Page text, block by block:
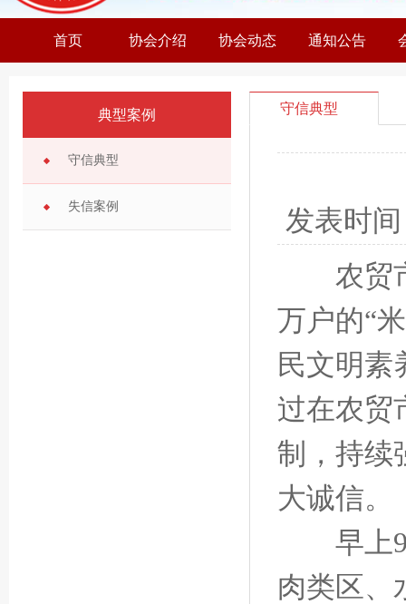
首页 协会介绍 协会动态 通知公告
典型案例
守信典型
失信案例
守信典型
发表时
农贸市
万户的“
民文明素
过在农贸
制，持续
大诚信。
早上9
肉类区、